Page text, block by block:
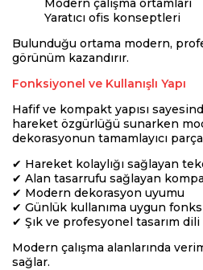
Modern çalışma ortamları
Yaratıcı ofis konseptleri
Bulunduğu ortama modern,
görünüm kazandırır.
Fonksiyonel ve Kullanışlı Yapı
Hafif ve kompakt yapısı
hareket özgürlüğü sunarken
dekorasyonun tamamlayıcı
✔ Hareket kolaylığı sağlayan
✔ Alan tasarrufu sağlayan
✔ Modern dekorasyon uyumu
✔ Günlük kullanıma uygun
✔ Şık ve profesyonel tasarım dili
Modern çalışma alanlarında
sağlar.